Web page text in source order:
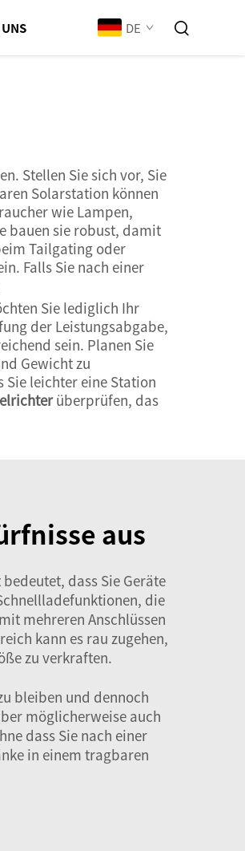
DE
Stellen Sie sich vor, Sie
Solarstation können
wie Lampen,
bauen sie robust, damit
Tailgating oder
Falls Sie nach einer
Sie lediglich Ihr
der Leistungsabgabe,
sein. Planen Sie
Gewicht zu
Sie leichter eine Station
überprüfen, das
aus
dass Sie Geräte
die
mehreren Anschlüssen
kann es rau zugehen,
zu verkraften.
bleiben und dennoch
möglicherweise auch
dass Sie nach einer
in einem tragbaren